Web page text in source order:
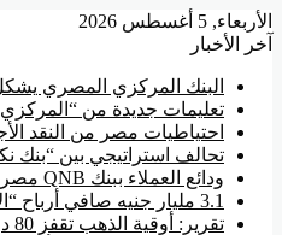
الأربعاء, 5 أغسطس 2026
آخر الأخبار
البنك المركزي المصري
تعليمات جديدة من
احتياطيات مصر من النقد الأجنبي تقفز لـ 56.3
تحالف استراتيجي بين “بنك
ودائع العملاء ببنك QNB مصر تتجاوز الـ 910.3 مليار جنيه بنهاية يونيو
3.1 مليار جنيه صافي أرباح “الأهلي الكويتي – مصر” النصف الأول من 2026
تقرير: أوقية الذهب تقفز 80 دولارًا .. و”الدولار” يحد من مكاسب السوق المحلية